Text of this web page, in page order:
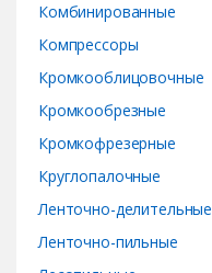
Комбинированные
Компрессоры
Кромкооблицовочные
Кромкообрезные
Кромкофрезерные
Круглопалочные
Ленточно-делительные
Ленточно-пильные